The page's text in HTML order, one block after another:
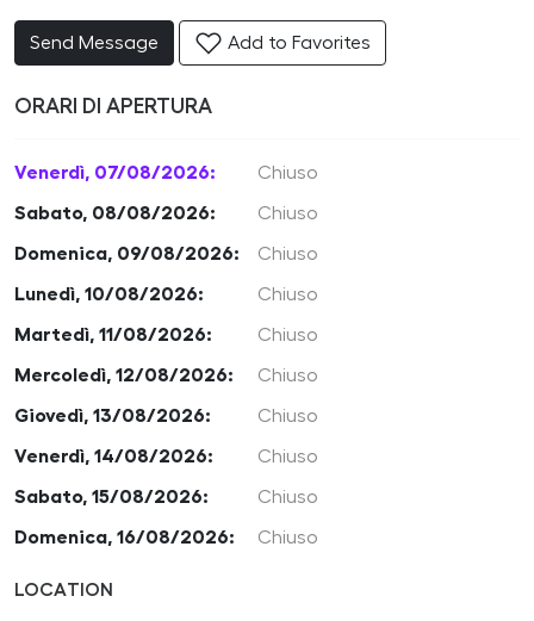
Send Message Add to Favorites
ORARI DI APERTURA
Venerdì, 07/08/2026: Chiuso
Sabato, 08/08/2026: Chiuso
Domenica, 09/08/2026: Chiuso
Lunedì, 10/08/2026: Chiuso
Martedì, 11/08/2026: Chiuso
Mercoledì, 12/08/2026: Chiuso
Giovedì, 13/08/2026: Chiuso
Venerdì, 14/08/2026: Chiuso
Sabato, 15/08/2026: Chiuso
Domenica, 16/08/2026: Chiuso
LOCATION